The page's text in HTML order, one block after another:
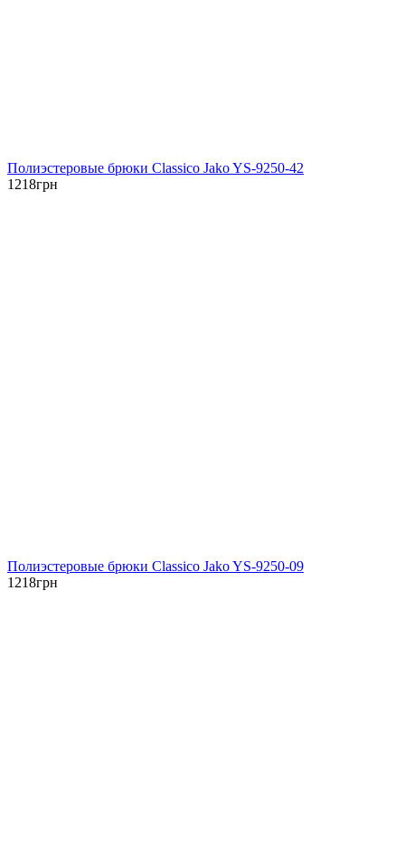
Полиэстеровые брюки Classico Jako YS-9250-42
1218грн
Полиэстеровые брюки Classico Jako YS-9250-09
1218грн